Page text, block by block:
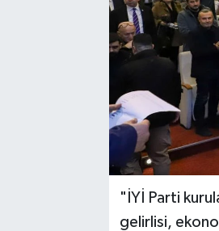
"İYİ Parti
gelirlisi,